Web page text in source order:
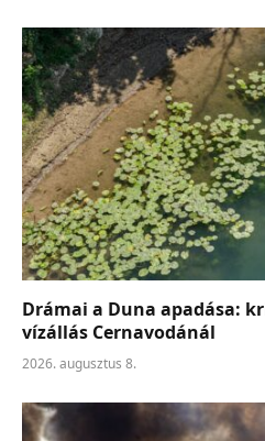
Drámai a Duna apadása:
vízállás Cernavodánál
2026. augusztus 8.